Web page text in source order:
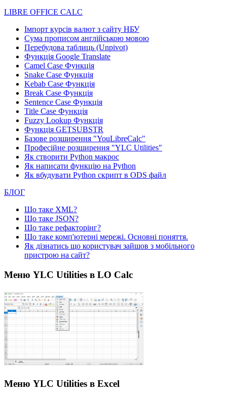
LIBRE OFFICE CALC
Імпорт курсів валют з сайту НБУ
Сума прописом англійською мовою
Перебудова таблиць (Unpivot)
Функція Google Translate
Camel Case Функція
Snake Case Функція
Kebab Case Функція
Break Case Функція
Sentence Case Функція
Title Case Функція
Fuzzy Lookup Функція
Функція GETSUBSTR
Базове розширення "YouLibreCalc"
Професійне розширення "YLC Utilities"
Як створити Python макрос
Як написати функцію на Python
Як вбудувати Python скрипт в ODS файл
БЛОГ
Що таке XML?
Що таке JSON?
Що таке рефакторінг?
Що таке комп'ютерні мережі. Основні поняття.
Як дізнатись що користувач зайшов з мобільного
пристрою на сайт?
Меню YLC Utilities в LO Calc
Меню YLC Utilities в Excel